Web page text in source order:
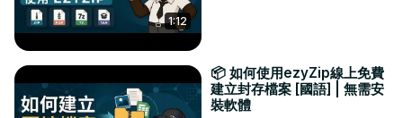
1:12
📦 如何使用ezyZip線上免費
建立封存檔案 [國語] | 無需安
裝軟體